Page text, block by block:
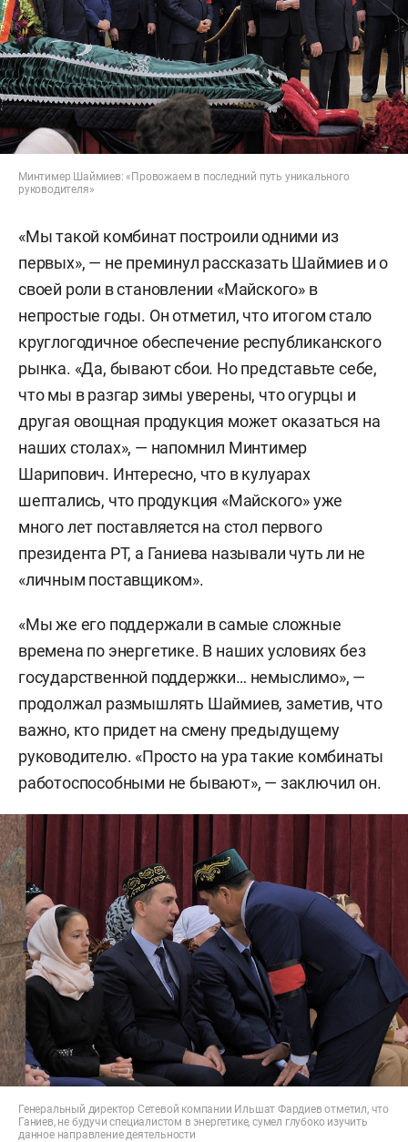
Минтимер Шаймиев: «Провожаем в последний путь уникального
руководителя»
«Мы такой комбинат построили одними из
первых», — не преминул рассказать Шаймиев и о
своей роли в становлении «Майского» в
непростые годы. Он отметил, что итогом стало
круглогодичное обеспечение республиканского
рынка. «Да, бывают сбои. Но представьте себе,
что мы в разгар зимы уверены, что огурцы и
другая овощная продукция может оказаться на
наших столах», — напомнил Минтимер
Шарипович. Интересно, что в кулуарах
шептались, что продукция «Майского» уже
много лет поставляется на стол первого
президента РТ, а Ганиева называли чуть ли не
«личным поставщиком».
«Мы же его поддержали в самые сложные
времена по энергетике. В наших условиях без
государственной поддержки… немыслимо», —
продолжал размышлять Шаймиев, заметив, что
важно, кто придет на смену предыдущему
руководителю. «Просто на ура такие комбинаты
работоспособными не бывают», — заключил он.
Генеральный директор Сетевой компании Ильшат Фардиев отметил, что
Ганиев, не будучи специалистом в энергетике, сумел глубоко изучить
данное направление деятельности